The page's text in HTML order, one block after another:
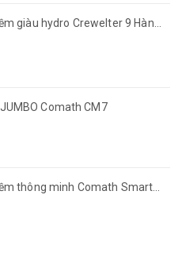
giàu hydro Crewelter 9 Hàn
Comath CM7
thông minh Comath Smart